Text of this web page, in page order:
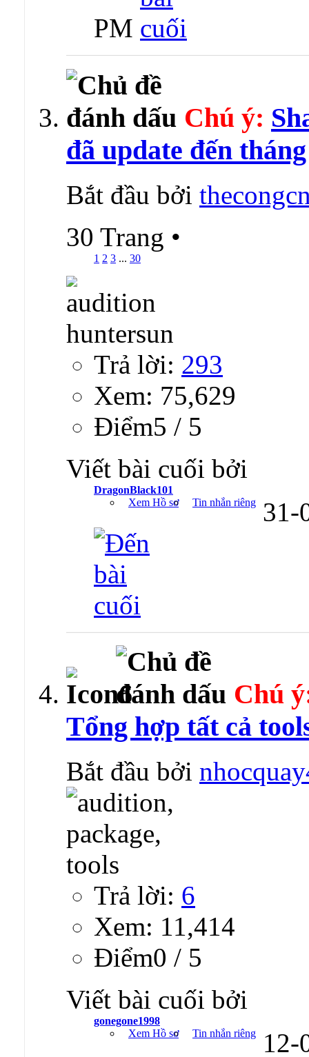
PM
Chú ý:
đã update đến
Bắt đầu bởi
30 Trang •
1 2 3 ... 30
Trả lời: 293
Xem: 75,629
Ðiểm5 / 5
Viết bài cuối bởi
DragonBlack101
Xem Hồ sơ
Tin nhắn riêng 31-
Chú
Tổng hợp tất cả
Bắt đầu bởi
Trả lời: 6
Xem: 11,414
Ðiểm0 / 5
Viết bài cuối bởi
gonegone1998
Xem Hồ sơ
Tin nhắn riêng